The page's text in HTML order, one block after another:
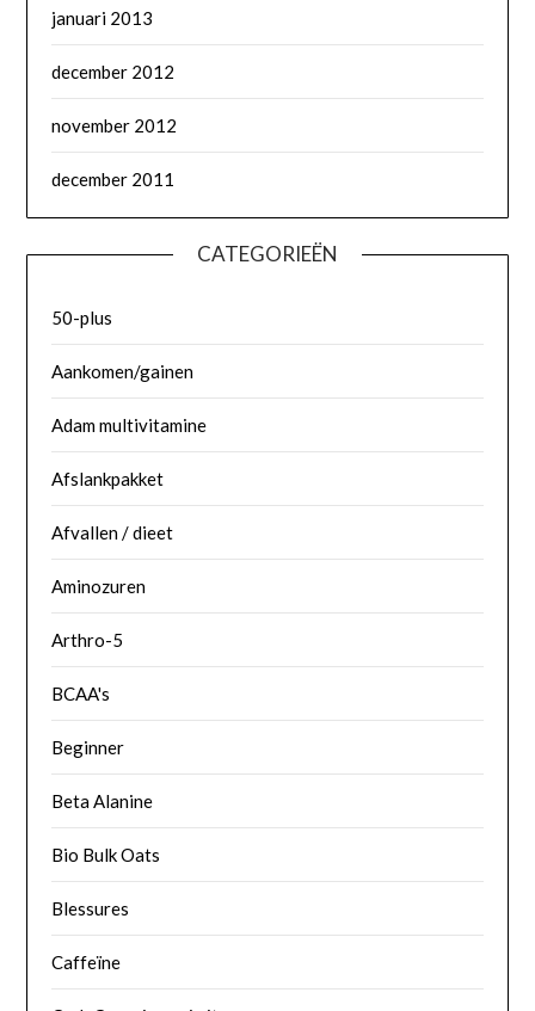
januari 2013
december 2012
november 2012
december 2011
CATEGORIEËN
50-plus
Aankomen/gainen
Adam multivitamine
Afslankpakket
Afvallen / dieet
Aminozuren
Arthro-5
BCAA's
Beginner
Beta Alanine
Bio Bulk Oats
Blessures
Caffeïne